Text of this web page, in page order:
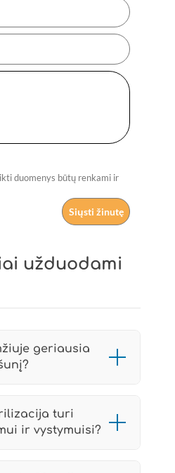
duomenys būtų renkami ir
užduodami
geriausia
nuo
veislės, dydžio ir
turi
ir vystymuisi?